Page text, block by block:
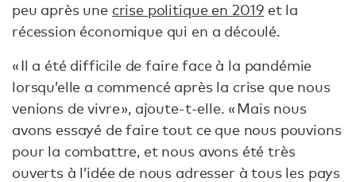
peu après une crise politique en 2019 et la
récession économique qui en a découlé.
« Il a été difficile de faire face à la pandémie
lorsqu’elle a commencé après la crise que nous
venions de vivre », ajoute-t-elle. « Mais nous
avons essayé de faire tout ce que nous pouvions
pour la combattre, et nous avons été très
ouverts à l’idée de nous adresser à tous les pays